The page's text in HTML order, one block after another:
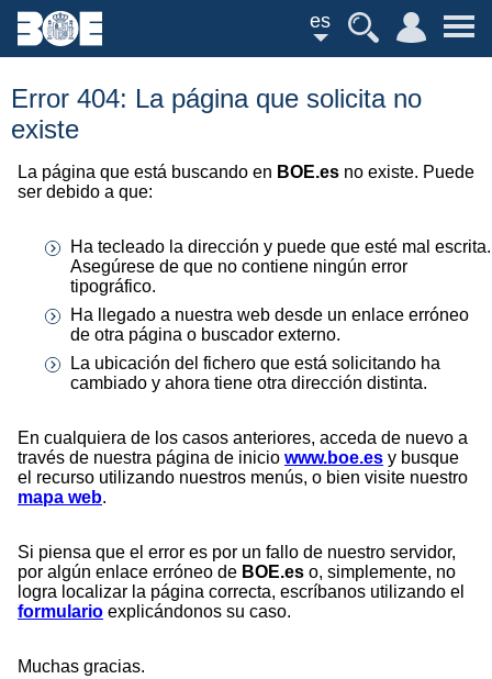
es
Error 404: La página que solicita no
existe
La página que está buscando en BOE.es no existe. Puede
ser debido a que:
Ha tecleado la dirección y puede que esté mal escrita.
Asegúrese de que no contiene ningún error
tipográfico.
Ha llegado a nuestra web desde un enlace erróneo
de otra página o buscador externo.
La ubicación del fichero que está solicitando ha
cambiado y ahora tiene otra dirección distinta.
En cualquiera de los casos anteriores, acceda de nuevo a
través de nuestra página de inicio www.boe.es y busque
el recurso utilizando nuestros menús, o bien visite nuestro
mapa web.
Si piensa que el error es por un fallo de nuestro servidor,
por algún enlace erróneo de BOE.es o, simplemente, no
logra localizar la página correcta, escríbanos utilizando el
formulario explicándonos su caso.
Muchas gracias.